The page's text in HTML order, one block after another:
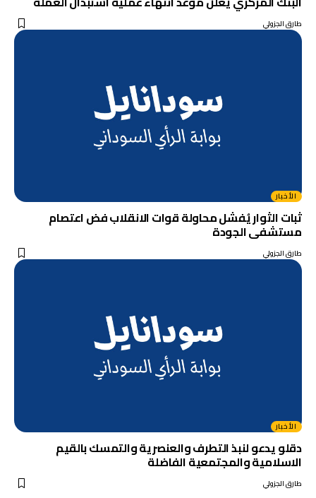
طارق الجزولي
الأخبار
ثبات الثوار يُفشل محاولة قوات الانقلاب فض اعتصام
مستشفى الجودة
طارق الجزولي
الأخبار
دقلو يدعو لنبذ التطرف والعنصرية والتمسك بالقيم
الاسلامية والمجتمعية الفاضلة
طارق الجزولي